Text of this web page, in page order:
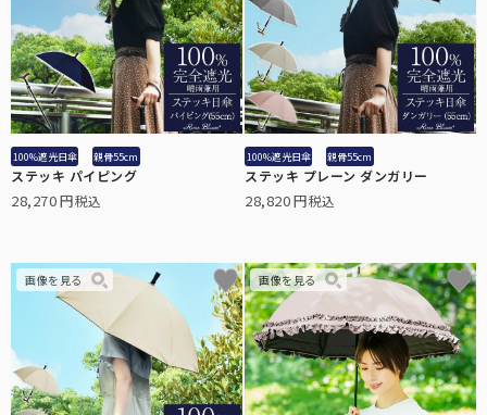
100%遮光日傘 親骨55cm
ステッキ パイピング
28,270 税込
100%遮光日傘 親骨55cm
ステッキ プレーン ダンガリー
28,820 税込